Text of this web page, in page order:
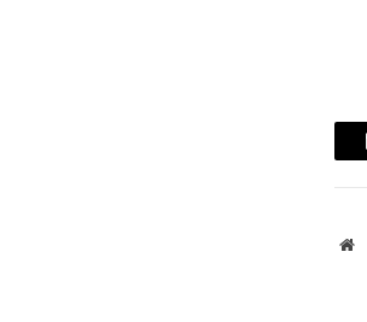
موقع